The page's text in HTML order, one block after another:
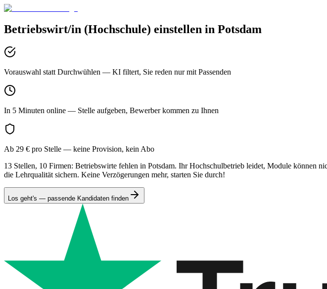
Betriebswirt/in (Hochschule) einstellen in Potsdam
Vorauswahl statt Durchwühlen — KI filtert, Sie reden nur mit Passenden
In 5 Minuten online — Stelle aufgeben, Bewerber kommen zu Ihnen
Ab 29 € pro Stelle — keine Provision, kein Abo
13 Stellen, 10 Firmen: Betriebswirte fehlen in Potsdam. Ihr Hochschulbetrieb leidet, Module können
die Lehrqualität sichern. Keine Verzögerungen mehr, starten Sie durch!
Los geht's — passende Kandidaten finden